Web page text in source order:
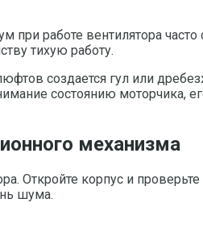
работе вентилятора часто
тихую работу.
создается гул или
состоянию моторчика,
механизма
Откройте корпус и
шума.